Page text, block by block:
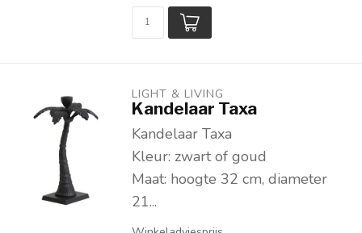
LIGHT & LIVING
Kandelaar Taxa
Kandelaar Taxa
Kleur: zwart of goud
Maat: hoogte 32 cm, diameter
21...